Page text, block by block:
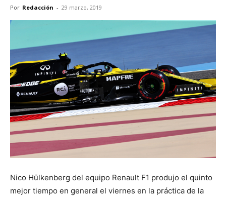
Por Redacción - 29 marzo, 2019
Nico Hülkenberg del equipo Renault F1 produjo el quinto
mejor tiempo en general el viernes en la práctica de la